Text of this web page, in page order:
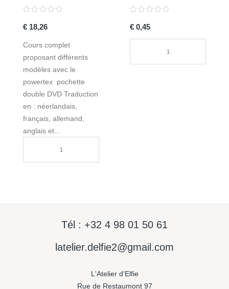
Powertex N°1
€ 18,26
Cours complet
proposant différents
modèles avec le
powertex pochette
double DVD Traduction
en : néerlandais,
français, allemand,
anglais et...
75mm
€ 0,45
Tél : +32 4 98 01 50 61
latelier.delfie2@gmail.com
L'Atelier d'Elfie
Rue de Restaumont 97